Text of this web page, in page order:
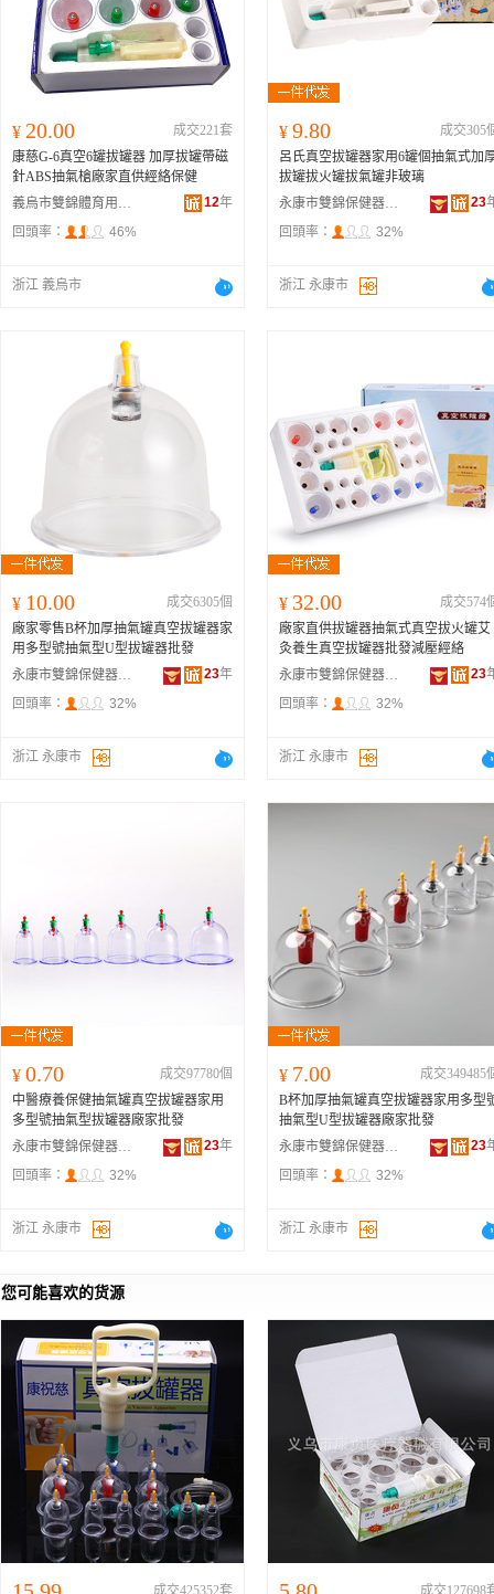
¥ 20.00
成交221套
康慈G-6真空6罐拔罐器 加厚拔罐帶磁
針ABS抽氣槍廠家直供經絡保健
義烏市雙錦體育用品有限公司
12年
回頭率：
46%
浙江 義烏市
¥ 9.80
成交305
呂氏真空拔罐器家用6罐個抽氣式加
拔罐拔火罐拔氣罐非玻璃
永康市雙錦保健器材廠
23
回頭率：
32%
浙江 永康市
¥ 10.00
成交6305個
廠家零售B杯加厚抽氣罐真空拔罐器家
用多型號抽氣型U型拔罐器批發
永康市雙錦保健器材廠
23年
回頭率：
32%
浙江 永康市
¥ 32.00
成交574
廠家直供拔罐器抽氣式真空拔火罐艾
灸養生真空拔罐器批發減壓經絡
永康市雙錦保健器材廠
23
回頭率：
32%
浙江 永康市
¥ 0.70
成交97780個
中醫療養保健抽氣罐真空拔罐器家用
多型號抽氣型拔罐器廠家批發
永康市雙錦保健器材廠
23年
回頭率：
32%
浙江 永康市
¥ 7.00
成交349485
B杯加厚抽氣罐真空拔罐器家用多型
抽氣型U型拔罐器廠家批發
永康市雙錦保健器材廠
23
回頭率：
32%
浙江 永康市
您可能喜欢的货源
成交425352套 成交127698